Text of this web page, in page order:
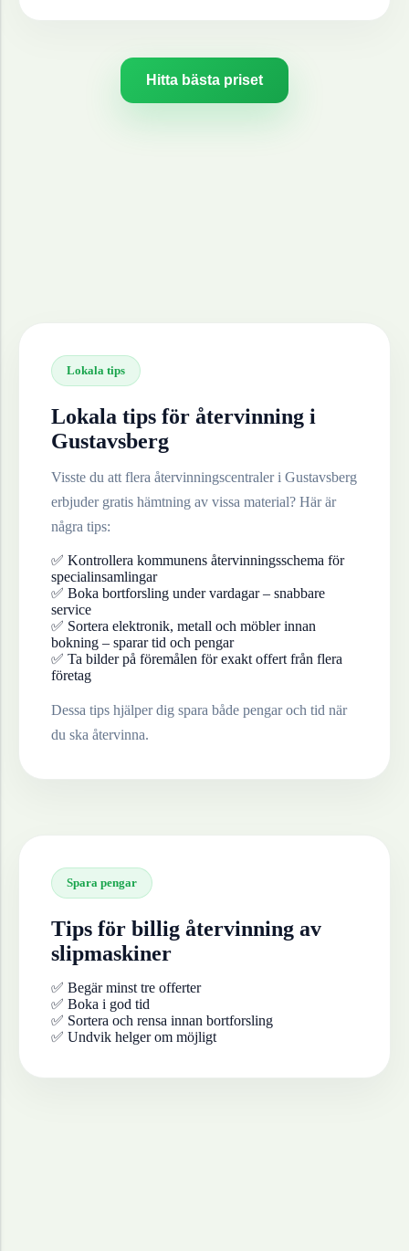
Hitta bästa priset
Lokala tips
Lokala tips för återvinning i
Gustavsberg
Visste du att flera återvinningscentraler i Gustavsberg
erbjuder gratis hämtning av vissa material? Här är
några tips:
✅ Kontrollera kommunens återvinningsschema för
specialinsamlingar
✅ Boka bortforsling under vardagar – snabbare
service
✅ Sortera elektronik, metall och möbler innan
bokning – sparar tid och pengar
✅ Ta bilder på föremålen för exakt offert från flera
företag
Dessa tips hjälper dig spara både pengar och tid när
du ska återvinna.
Spara pengar
Tips för billig återvinning av
slipmaskiner
✅ Begär minst tre offerter
✅ Boka i god tid
✅ Sortera och rensa innan bortforsling
✅ Undvik helger om möjligt